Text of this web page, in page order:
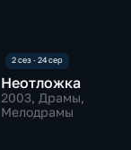
Неотложка
2003, Драмы,
Мелодрамы